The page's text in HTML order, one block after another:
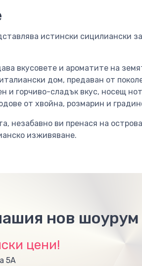
истински сицилиански
вкусовете и ароматите на
дом, предаван от
и горчиво-сладък вкус, носещ
от хвойна, розмарин и
незабавно ви пренася на
изживяване.
нов шоурум
цени!
5А